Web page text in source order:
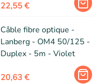
Zippée
22,55 €
Câble fibre optique -
Lanberg - OM4 50/125 -
Duplex - 5m - Violet
20,63 €